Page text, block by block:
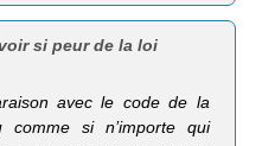
si peur de la loi
avec le code de la
comme si n’importe qui